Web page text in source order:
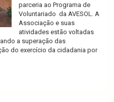
parceria ao Programa de
Voluntariado da AVESOL. A
Associação e suas
atividades estão voltadas
a superação das
do exercício da cidadania por